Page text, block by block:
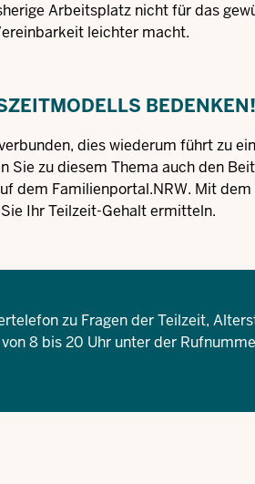
Arbeitsplatz nicht für das
leichter macht.
BEDENKEN!
dies wiederum führt zu
Sie zu diesem Thema auch den
dem Familienportal.NRW. Mit dem
Ihr Teilzeit-Gehalt ermitteln.
zu Fragen der Teilzeit,
8 bis 20 Uhr unter der